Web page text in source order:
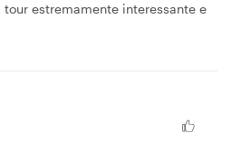
estremamente interessante e